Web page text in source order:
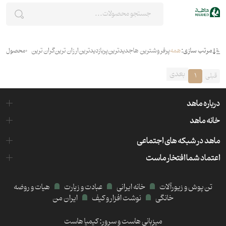
مرتب سازی:همهپرفروشترین هاجدیدترینپربازدیدترینارزان ترینگران ترین 0محصول
قبلی 1 بعدی
درباره ماهد
خانه ماهد
ماهد در شبکه های اجتماعی
اعتماد شما افتخار ماست
تن پوش و زیورآلات خانه ایرانی عبادت و زیارت
هیات و روضه
خانگی
نوشت افزار و کیف
ایران من
میزبانی هاست و سرور:کیمیا هاست